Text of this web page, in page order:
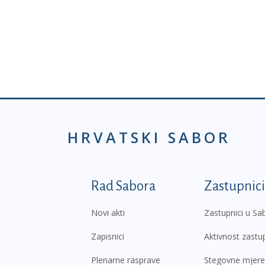
HRVATSKI SABOR
Podnožje prvi
Rad Sabora
Novi akti
Zapisnici
Plenarne rasprave
Zastupnici
Zastupnici u
Aktivnost
Stegovne mjere